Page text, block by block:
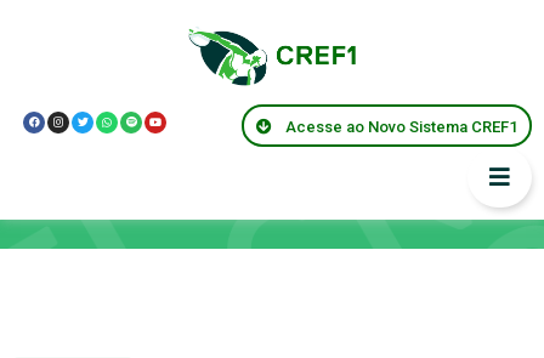
Acesse ao Novo Sistema CREF1